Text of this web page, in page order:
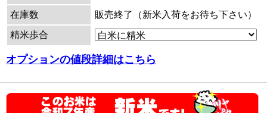
在庫数
販売終了（新米入荷をお待ち下さい）
精米歩合
オプションの値段詳細はこちら